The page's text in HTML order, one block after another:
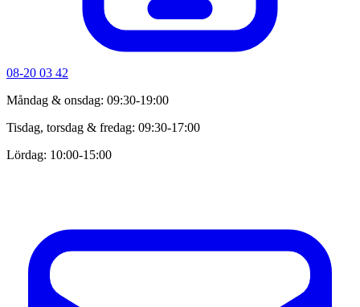
08-20 03 42
Måndag & onsdag: 09:30-19:00
Tisdag, torsdag & fredag: 09:30-17:00
Lördag: 10:00-15:00